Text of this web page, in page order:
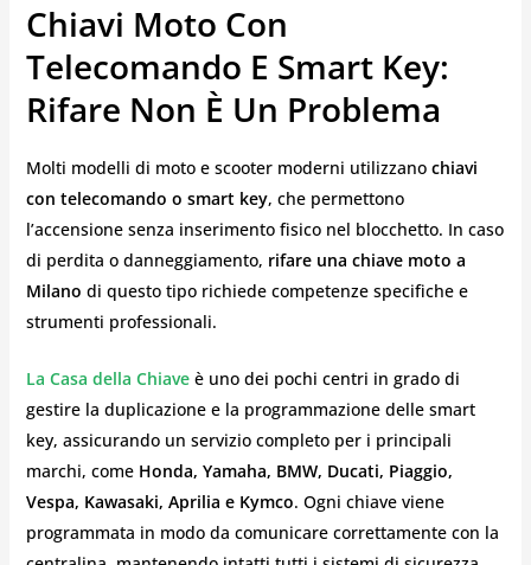
Chiavi Moto Con
Telecomando E Smart Key:
Rifare Non È Un Problema
Molti modelli di moto e scooter moderni utilizzano chiavi
con telecomando o smart key, che permettono
l’accensione senza inserimento fisico nel blocchetto. In caso
di perdita o danneggiamento, rifare una chiave moto a
Milano di questo tipo richiede competenze specifiche e
strumenti professionali.
La Casa della Chiaveè uno dei pochi centri in grado di
gestire la duplicazione e la programmazione delle smart
key, assicurando un servizio completo per i principali
marchi, come Honda, Yamaha, BMW, Ducati, Piaggio,
Vespa, Kawasaki, Aprilia e Kymco. Ogni chiave viene
programmata in modo da comunicare correttamente con la